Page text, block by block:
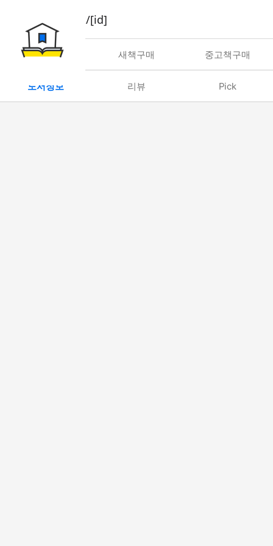
book/rent/[id]
대여 새책구매 중고책구매
도서정보 리뷰 Pick